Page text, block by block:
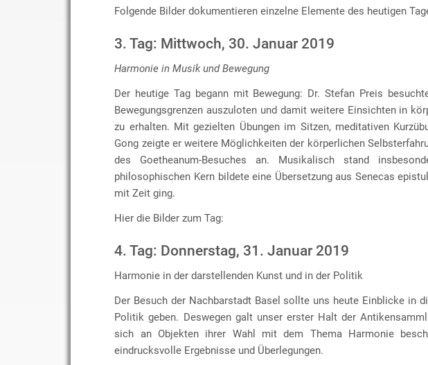
Folgende Bilder dokumentieren einzelne Elemente des heutigen
3. Tag: Mittwoch, 30. Januar 2019
Harmonie in Musik und Bewegung
Der heutige Tag begann mit Bewegung: Dr. Stefan Preis
Bewegungsgrenzen auszuloten und damit weitere Einsichten in
zu erhalten. Mit gezielten Übungen im Sitzen, meditativen
Gong zeigte er weitere Möglichkeiten der körperlichen
des Goetheanum-Besuches an. Musikalisch stand
philosophischen Kern bildete eine Übersetzung aus Senecas
mit Zeit ging.
Hier die Bilder zum Tag:
4. Tag: Donnerstag, 31. Januar 2019
Harmonie in der darstellenden Kunst und in der Politik
Der Besuch der Nachbarstadt Basel sollte uns heute Einblicke in
Politik geben. Deswegen galt unser erster Halt der
sich an Objekten ihrer Wahl mit dem Thema Harmonie
eindrucksvolle Ergebnisse und Überlegungen.